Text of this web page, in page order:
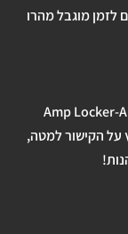
לזמן מוגבל מהרו
על הקישור למטה,